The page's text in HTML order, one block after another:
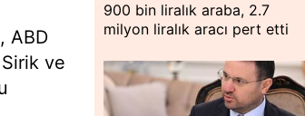
ABD
ve
900 bin liralık araba, 2.7
milyon liralık aracı pert etti